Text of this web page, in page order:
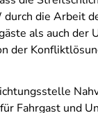
durch die Arbeit
als auch der
der
Fahrgast und